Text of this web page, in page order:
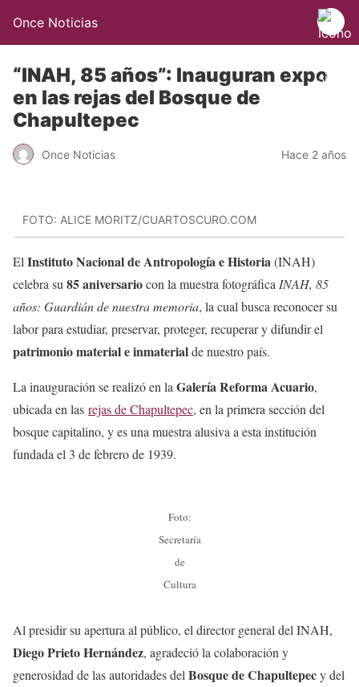
Once Noticias
“INAH, 85 años”: Inauguran expo
en las rejas del Bosque de
Chapultepec
Once Noticias Hace 2 años
FOTO: ALICE MORITZ/CUARTOSCURO.COM
El Instituto Nacional de Antropología e Historia(INAH)
celebra su 85 aniversariocon la muestra fotográfica INAH, 85
años: Guardián de nuestra memoria, la cual busca reconocer su
labor para estudiar, preservar, proteger, recuperar y difundir el
patrimonio material e inmaterialde nuestro país.
La inauguración se realizó en la Galería Reforma Acuario,
ubicada en las rejas de Chapultepec, en la primera sección del
bosque capitalino, y es una muestra alusiva a esta institución
fundada el 3 de febrero de 1939.
Foto:
Secretaría
de
Cultura
Al presidir su apertura al público, el director general del INAH,
Diego Prieto Hernández, agradeció la colaboración y
generosidad de las autoridades delBosque de Chapultepecy del